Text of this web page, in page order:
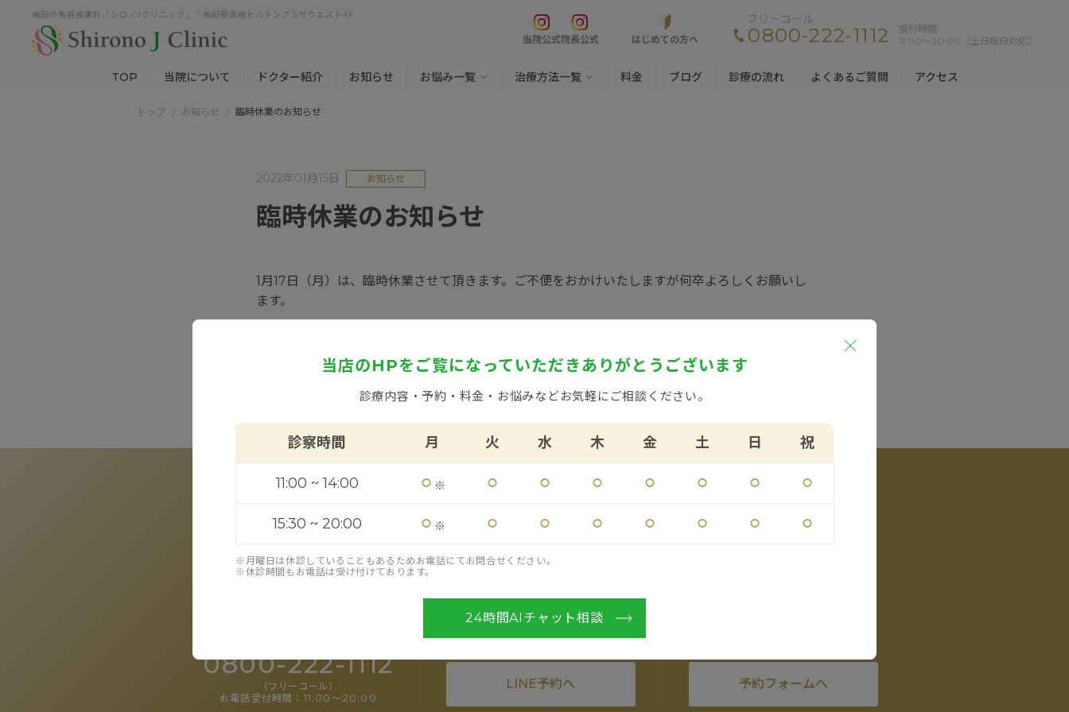
梅田の美容皮膚科「シロノJクリニック」｜梅田駅直結ヒルトンプラザウエスト4F
当院公式院長公式 はじめての方へ
フリーコール
0800-222-1112
受付時間
11:00〜20:00（土日祝日対応）
TOP 当院について ドクター紹介 お知らせ お悩み一覧 治療方法一覧 料金 ブログ 診療の流れ よくあるご質問 アクセス
トップ お知らせ 臨時休業のお知らせ
2022年01月15日 お知らせ
臨時休業のお知らせ
1月17日（月）は、臨時休業させて頂きます。ご不便をおかけいたしますが何卒よろしくお願いし
ます。
当店のHPをご覧になっていただきありがとうございます
診療内容・予約・料金・お悩みなどお気軽にご相談ください。
診察時間 月 火 水 木 金 土 日 祝
11:00 ~ 14:00 ⚪︎ ※ ⚪︎ ⚪︎ ⚪︎ ⚪︎ ⚪︎ ⚪︎ ⚪︎
15:30 ~ 20:00 ⚪︎ ※ ⚪︎ ⚪︎ ⚪︎ ⚪︎ ⚪︎ ⚪︎ ⚪︎
※月曜日は休診していることもあるためお電話にてお問合せください。
※休診時間もお電話は受け付けております。
24時間AIチャット相談
カウンセリングのご予約
RESERVE
0800-222-1112
（フリーコール）
お電話受付時間：11:00〜20:00
LINE予約
LINE予約へ 予約フォームへ